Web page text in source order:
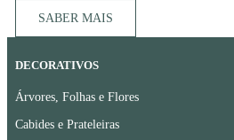
SABER MAIS
DECORATIVOS
Árvores, Folhas e Flores
Cabides e Prateleiras